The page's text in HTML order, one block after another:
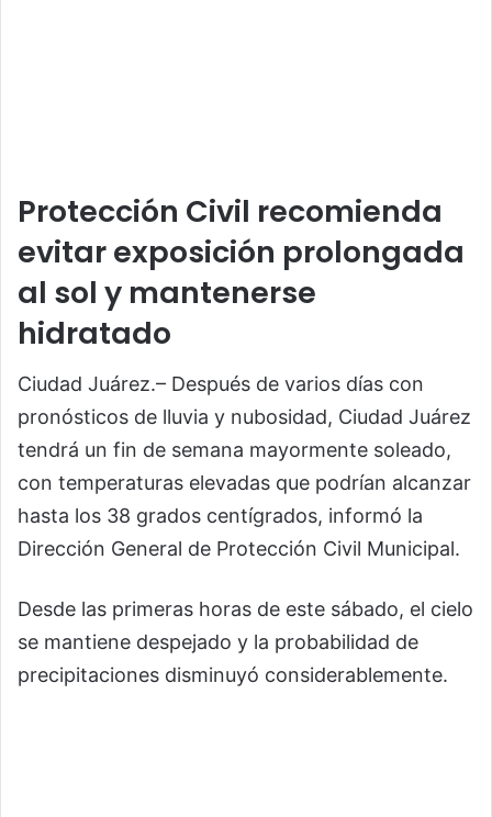
Protección Civil recomienda
evitar exposición prolongada
al sol y mantenerse
hidratado
Ciudad Juárez.– Después de varios días con
pronósticos de lluvia y nubosidad, Ciudad Juárez
tendrá un fin de semana mayormente soleado,
con temperaturas elevadas que podrían alcanzar
hasta los 38 grados centígrados, informó la
Dirección General de Protección Civil Municipal.
Desde las primeras horas de este sábado, el cielo
se mantiene despejado y la probabilidad de
precipitaciones disminuyó considerablemente.